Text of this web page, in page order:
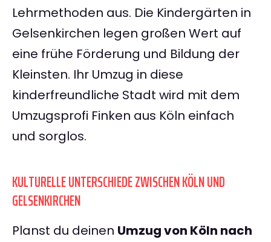
Lehrmethoden aus. Die Kindergärten in
Gelsenkirchen legen großen Wert auf
eine frühe Förderung und Bildung der
Kleinsten. Ihr Umzug in diese
kinderfreundliche Stadt wird mit dem
Umzugsprofi Finken aus Köln einfach
und sorglos.
KULTURELLE UNTERSCHIEDE ZWISCHEN KÖLN UND
GELSENKIRCHEN
Planst du deinen Umzug von Köln nach